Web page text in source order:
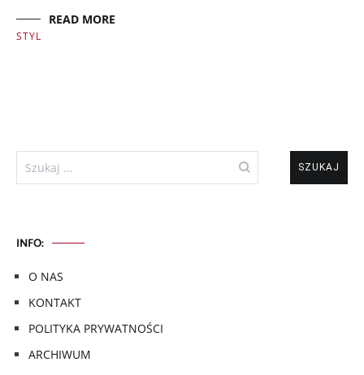
READ MORE
STYL
Szukaj:
INFO:
O NAS
KONTAKT
POLITYKA PRYWATNOŚCI
ARCHIWUM